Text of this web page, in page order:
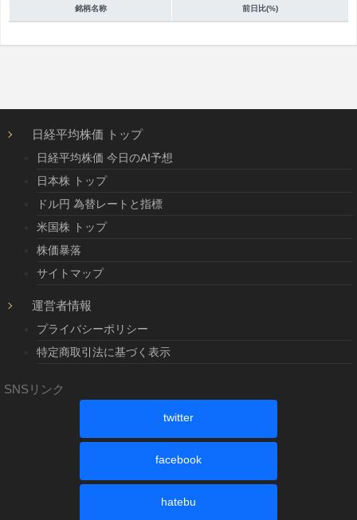
銘柄名称 前日比(%)
日経平均株価 トップ
日経平均株価 今日のAI予想
日本株 トップ
ドル円 為替レートと指標
米国株 トップ
株価暴落
サイトマップ
運営者情報
プライバシーポリシー
特定商取引法に基づく表示
SNSリンク
twitter
facebook
hatebu